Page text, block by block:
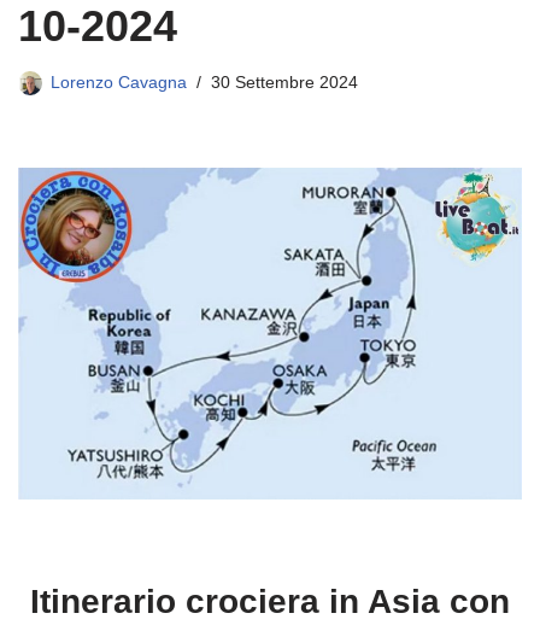
10-2024
Lorenzo Cavagna 30 Settembre 2024
Itinerario crociera in Asia con